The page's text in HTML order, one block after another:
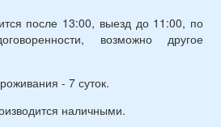
после 13:00, выезд до 11:00, по
возможно другое
- 7 суток.
наличными.